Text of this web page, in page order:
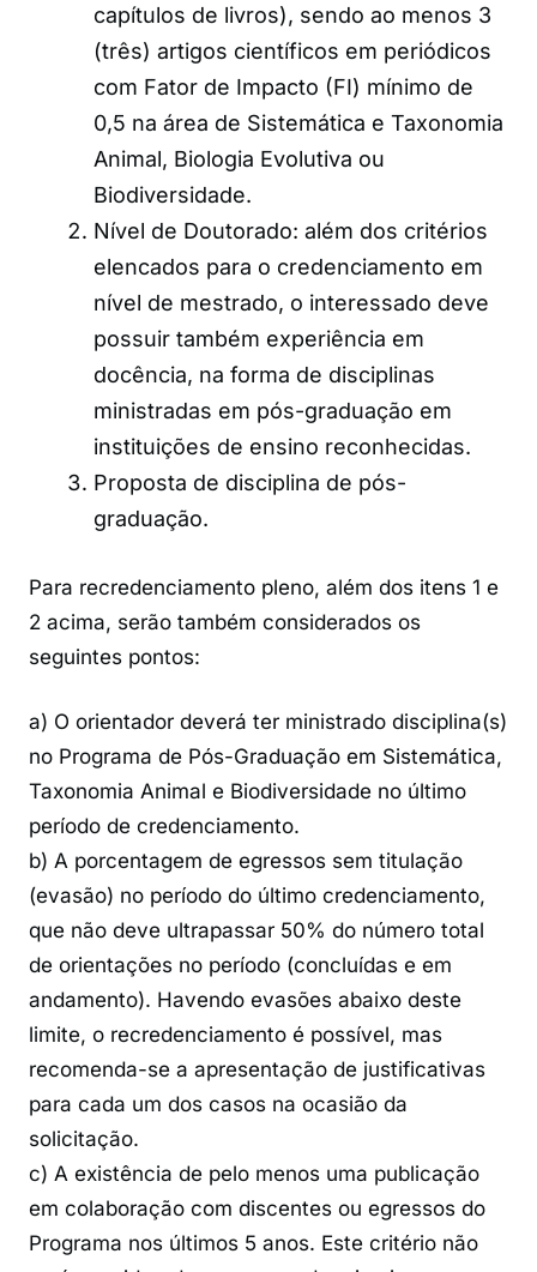
capítulos de livros), sendo ao menos 3
(três) artigos científicos em periódicos
com Fator de Impacto (FI) mínimo de
0,5 na área de Sistemática e Taxonomia
Animal, Biologia Evolutiva ou
Biodiversidade.
Nível de Doutorado: além dos critérios
elencados para o credenciamento em
nível de mestrado, o interessado deve
possuir também experiência em
docência, na forma de disciplinas
ministradas em pós-graduação em
instituições de ensino reconhecidas.
Proposta de disciplina de pós-
graduação.
Para recredenciamento pleno, além dos itens 1 e
2 acima, serão também considerados os
seguintes pontos:
a) O orientador deverá ter ministrado disciplina(s)
no Programa de Pós-Graduação em Sistemática,
Taxonomia Animal e Biodiversidade no último
período de credenciamento.
b) A porcentagem de egressos sem titulação
(evasão) no período do último credenciamento,
que não deve ultrapassar 50% do número total
de orientações no período (concluídas e em
andamento). Havendo evasões abaixo deste
limite, o recredenciamento é possível, mas
recomenda-se a apresentação de justificativas
para cada um dos casos na ocasião da
solicitação.
c) A existência de pelo menos uma publicação
em colaboração com discentes ou egressos do
Programa nos últimos 5 anos. Este critério não